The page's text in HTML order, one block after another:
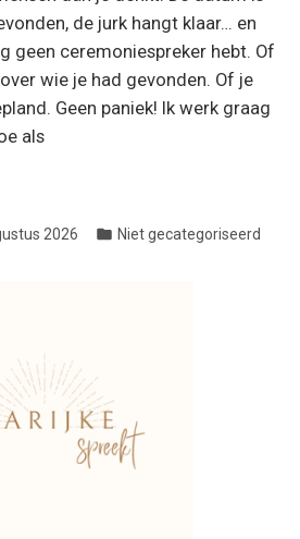
de jurk hangt klaar… en
geen ceremoniespreker hebt. Of
wie je had gevonden. Of je
Geen paniek! Ik werk graag
als
2026
Geplaatst
Niet gecategoriseerd